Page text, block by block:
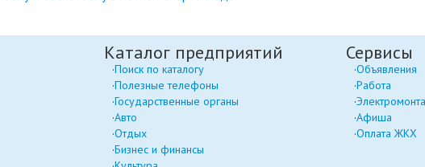
Каталог предприятий
Поиск по каталогу
Полезные телефоны
Государственные органы
Авто
Отдых
Бизнес и финансы
Сервисы
Объявления
Работа
Афиша
Оплата ЖКХ